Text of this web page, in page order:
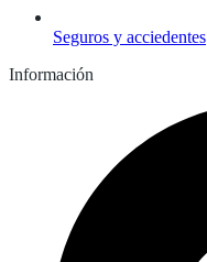
Seguros y acciedentes
Información